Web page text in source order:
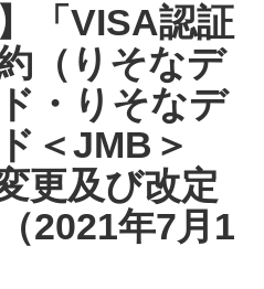
「VISA認証
（りそなデ
・りそなデ
＜JMB＞
更及び改定
2021年7月1